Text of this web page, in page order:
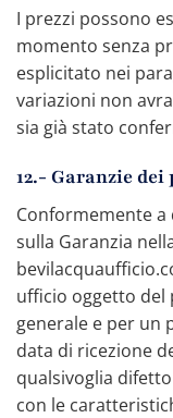
I prezzi possono
momento senza
esplicitato nei
variazioni non
sia già stato
12.- Garanzie
Conformemente a
sulla Garanzia
ufficio oggetto
generale e per un
data di ricezione
qualsivoglia
con le